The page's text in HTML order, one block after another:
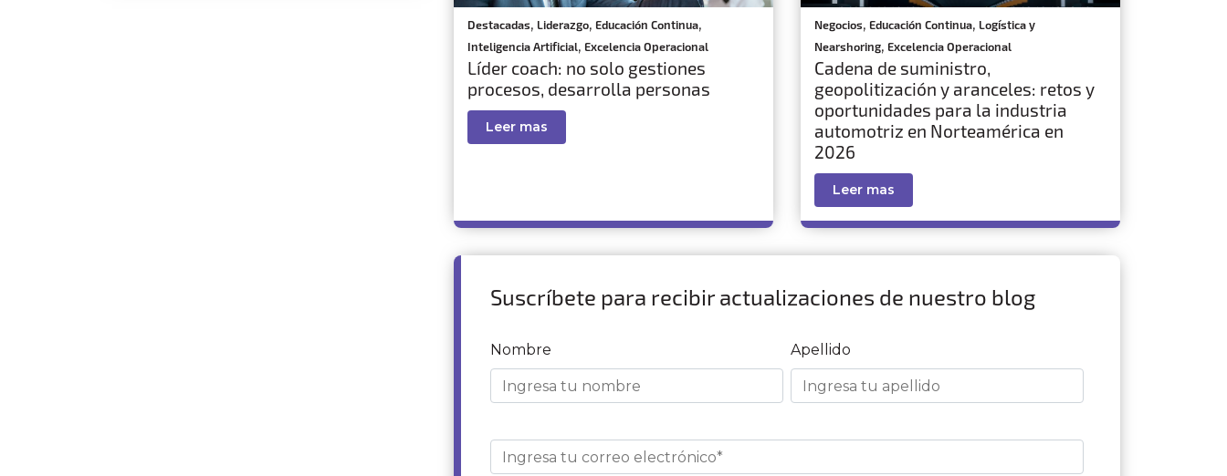
Destacadas, Liderazgo, Educación Continua,
Inteligencia Artificial, Excelencia Operacional
Líder coach: no solo gestiones
procesos, desarrolla personas
Leer mas
Negocios, Educación Continua, Logística y
Nearshoring, Excelencia Operacional
Cadena de suministro,
geopolitización y aranceles: retos y
oportunidades para la industria
automotriz en Norteamérica en
2026
Leer mas
Suscríbete para recibir actualizaciones de nuestro blog
Nombre Apellido